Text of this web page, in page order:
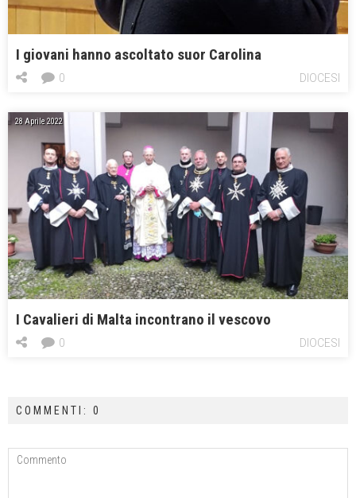
I giovani hanno ascoltato suor Carolina
DIOCESI
0
28 Aprile 2022
I Cavalieri di Malta incontrano il vescovo
DIOCESI
0
COMMENTI: 0